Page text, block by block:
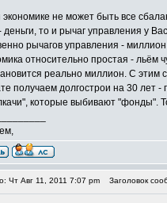
не может быть все
то и рычаг управления у
рычагов управления -
относительно простая - льём
реально миллион. С этим
получаем долгострои на 30 лет
которые выбивают "фонды".
Чт Авг 11, 2011 7:07 pm Заголовок